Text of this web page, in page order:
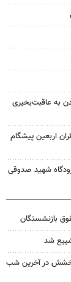
به عاقبت‌بخیری
اربعین پیشگام
بازنشستگان
شد
بخشش در آخرین شب